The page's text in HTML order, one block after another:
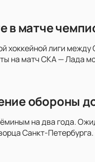
в матче
хоккейной лиги
на матч СКА — Лада
обороны
на два года.
Санкт-